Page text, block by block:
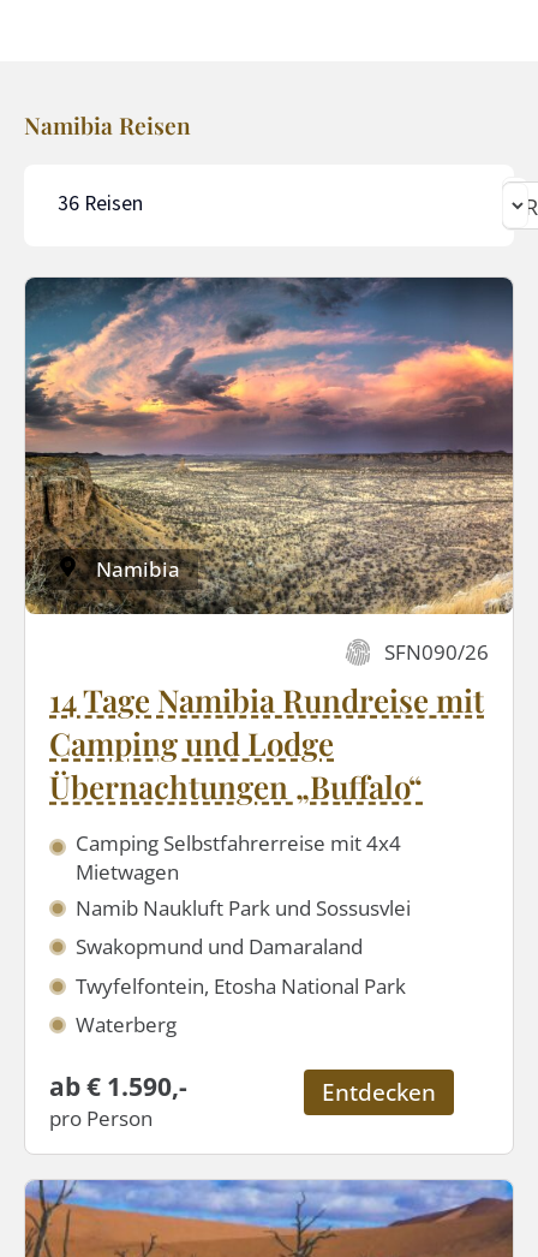
Namibia Reisen
36 Reisen
Namibia
SFN090/26
14 Tage Namibia Rundreise mit
Camping und Lodge
Übernachtungen „Buffalo“
Camping Selbstfahrerreise mit 4x4
Mietwagen
Namib Naukluft Park und Sossusvlei
Swakopmund und Damaraland
Twyfelfontein, Etosha National Park
Waterberg
ab € 1.590,-
pro Person
Entdecken